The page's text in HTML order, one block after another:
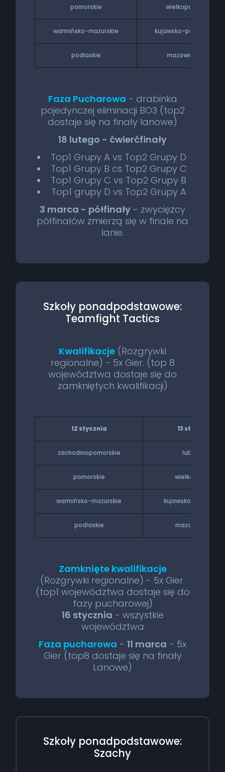
pomorskie wielkopolskie
warmińsko-mazurskie kujawsko-pomorskie
podlaskie mazowieckie
Faza Pucharowa - drabinka
pojedynczej eliminacji BO3 (top2
dostaje się na finały lanowe)
18 lutego - ćwierćfinały
Top1 Grupy A vs Top2 Grupy D
Top1 Grupy B cs Top2 Grupy C
Top1 Grupy C vs Top2 Grupy B
Top1 grupy D vs Top2 Grupy A
3 marca - półfinały - zwycięzcy
półfinałów zmierzą się w finale na
lanie.
Szkoły ponadpodstawowe:
Teamfight Tactics
Kwalifikacje (Rozgrywki
regionalne) - 5x Gier. (top 8
województwa dostaje się do
zamkniętych kwalifikacji)
12 stycznia 13 stycznia
zachodniopomorskie lubuskie
pomorskie wielkopolskie
warmińsko-mazurskie kujawsko-
podlaskie mazowieckie
Zamknięte kwalifikacje
(Rozgrywki regionalne) - 5x Gier.
(top1 województwa dostaje się do
fazy pucharowej)
16 stycznia - wszystkie
województwa
Faza pucharowa - 11 marca - 5x
Gier (top8 dostaje się na finały
Lanowe)
Szkoły ponadpodstawowe:
Szachy